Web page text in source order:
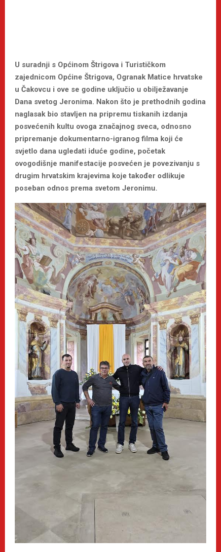
U suradnji s Općinom Štrigova i Turističkom
zajednicom Općine Štrigova, Ogranak Matice hrvatske
u Čakovcu i ove se godine uključio u obilježavanje
Dana svetog Jeronima. Nakon što je prethodnih godina
naglasak bio stavljen na pripremu tiskanih izdanja
posvećenih kultu ovoga značajnog sveca, odnosno
pripremanje dokumentarno-igranog filma koji će
svjetlo dana ugledati iduće godine, početak
ovogodišnje manifestacije posvećen je povezivanju s
drugim hrvatskim krajevima koje također odlikuje
poseban odnos prema svetom Jeronimu.